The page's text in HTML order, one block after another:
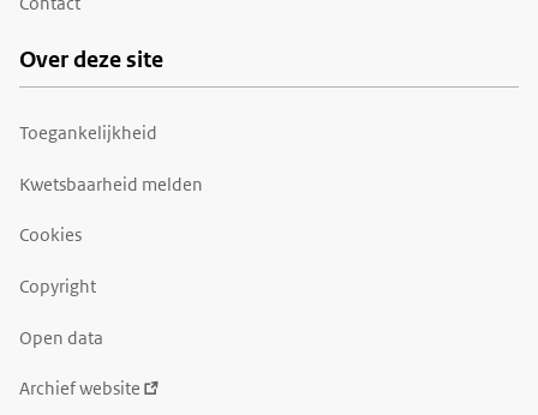
Over deze site
Toegankelijkheid
Kwetsbaarheid melden
Cookies
Copyright
Open data
Archief website